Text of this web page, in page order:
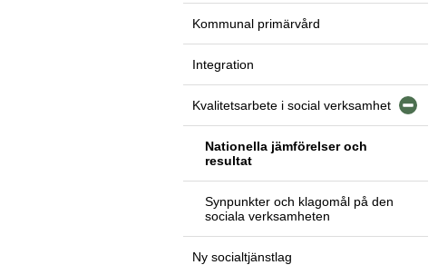
Kommunal primärvård
Integration
Kvalitetsarbete i social verksamhet
Nationella jämförelser och
resultat
Synpunkter och klagomål på den
sociala verksamheten
Ny socialtjänstlag